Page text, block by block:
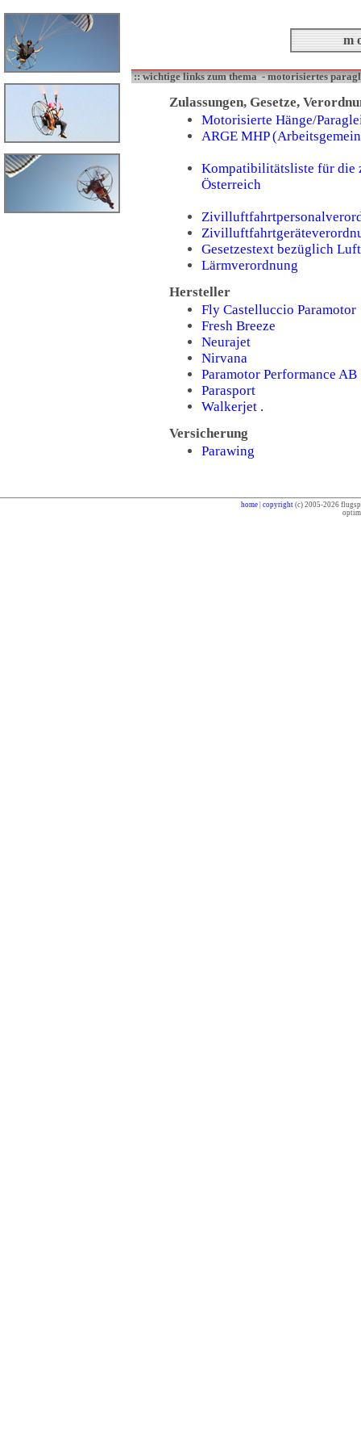
m
:: wichtige links zum thema - motorisiertes
Zulassungen, Gesetze,
Motorisierte Hänge/
ARGE MHP
Kompatibilitätsliste für die
Österreich
Gesetzestext bezüglich
Lärmverordnung
Hersteller
Fly Castelluccio Paramotor
Fresh Breeze
Neurajet
Nirvana
Paramotor Performance AB
Parasport
Walkerjet .
Versicherung
Parawing
home| copyright(c) 2005-2026